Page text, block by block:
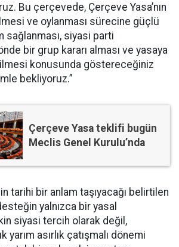
Bu çerçevede, Çerçeve Yasa’nın
ve oylanması sürecine güçlü
sağlanması, siyasi parti
bir grup kararı alması ve yasaya
konusunda göstereceğiniz
bekliyoruz.”
Çerçeve Yasa teklifi bugün
Meclis Genel Kurulu’nda
tarihi bir anlam taşıyacağı belirtilen
yalnızca bir yasal
siyasi tercih olarak değil,
yarım asırlık çatışmalı dönemi